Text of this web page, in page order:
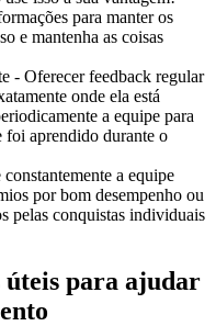
para manter os
e mantenha as coisas
- Oferecer feedback regular
onde ela está
a equipe para
foi aprendido durante o
a equipe
por bom desempenho ou
pelas conquistas individuais
úteis para ajudar